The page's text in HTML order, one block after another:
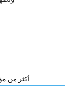
أكثر من